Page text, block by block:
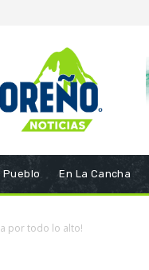
Pueblo En La Cancha
por todo lo alto!